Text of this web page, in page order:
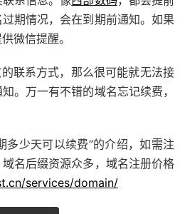
期情况，会在到期前通知。如果
微信提醒。
联系方式，那么很可能就无法接
。万一有不错的域名忘记续费，
多少天可以续费”的介绍，如需注
名后缀资源众多，域名注册价格
services/domain/